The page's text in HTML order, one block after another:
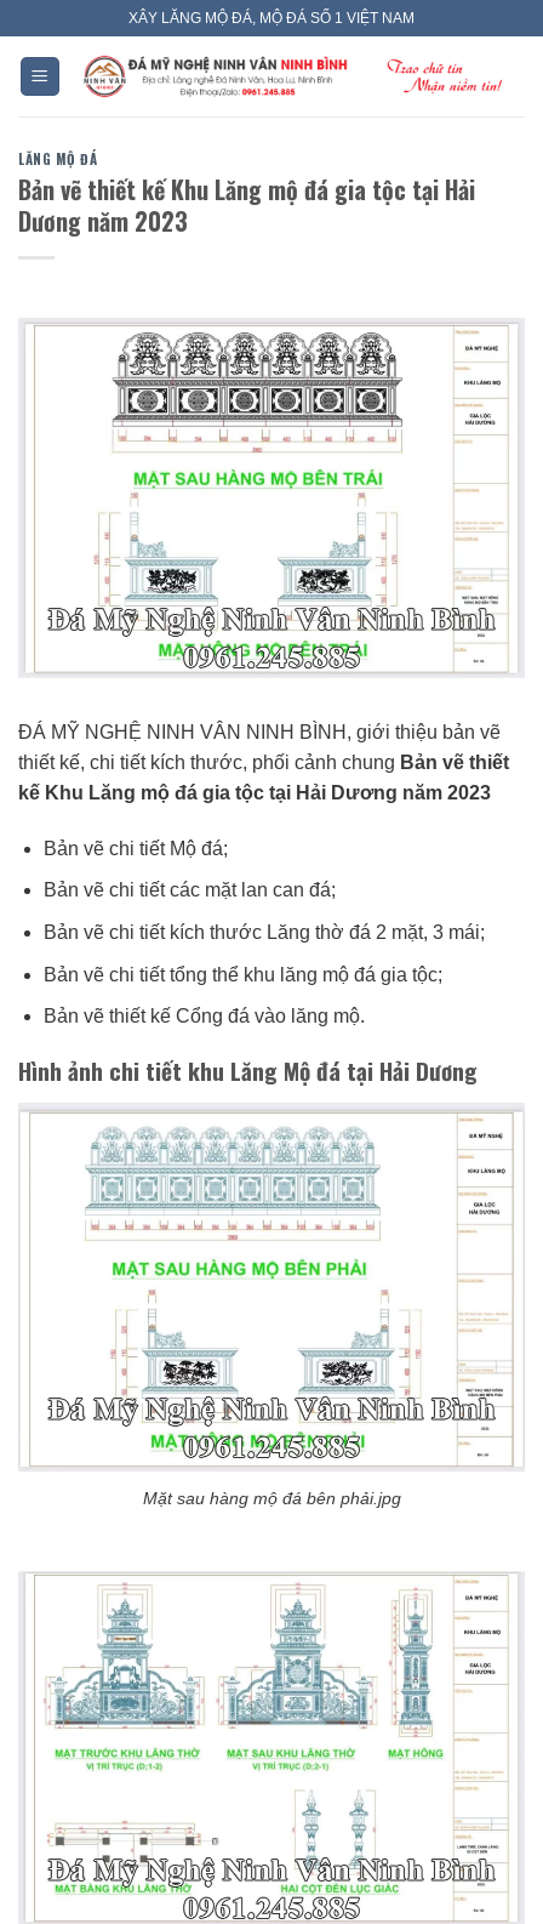
content
XÂY LĂNG MỘ ĐÁ, MỘ ĐÁ SỐ 1 VIỆT NAM
LĂNG MỘ ĐÁ
Bản vẽ thiết kế Khu Lăng mộ đá gia tộc tại Hải
Dương năm 2023
ĐÁ MỸ NGHỆ NINH VÂN NINH BÌNH, giới thiệu bản vẽ
thiết kế, chi tiết kích thước, phối cảnh chung Bản vẽ thiết
kế Khu Lăng mộ đá gia tộc tại Hải Dương năm 2023
Bản vẽ chi tiết Mộ đá;
Bản vẽ chi tiết các mặt lan can đá;
Bản vẽ chi tiết kích thước Lăng thờ đá 2 mặt, 3 mái;
Bản vẽ chi tiết tổng thể khu lăng mộ đá gia tộc;
Bản vẽ thiết kế Cổng đá vào lăng mộ.
Hình ảnh chi tiết khu Lăng Mộ đá tại Hải Dương
Mặt sau hàng mộ đá bên phải.jpg